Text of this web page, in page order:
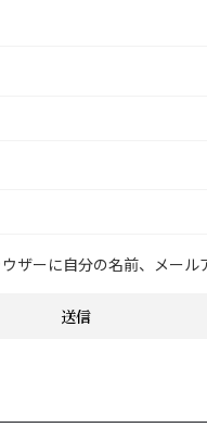
ザーに自分の名前、メール